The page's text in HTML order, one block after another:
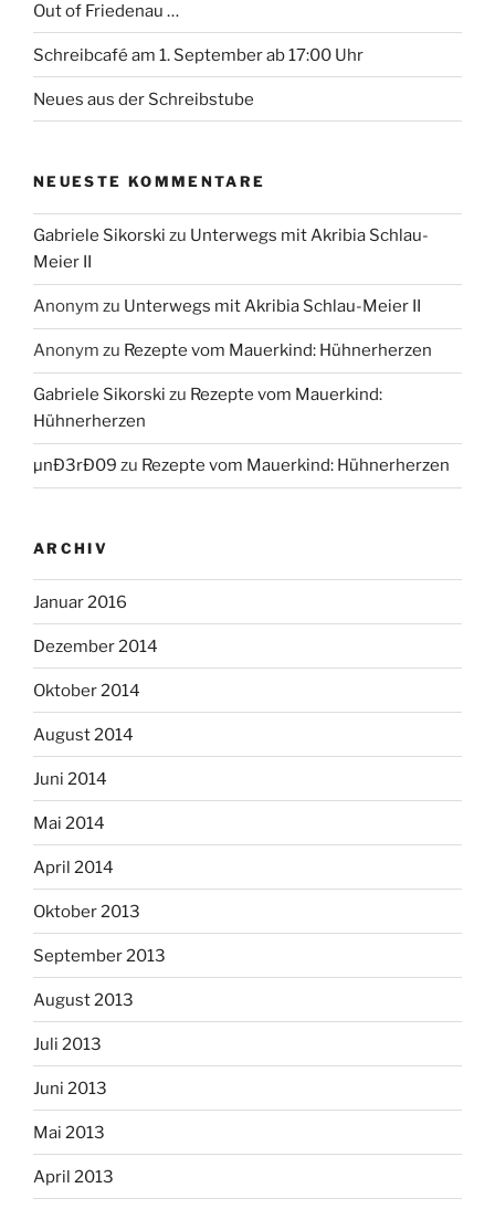
Out of Friedenau …
Schreibcafé am 1. September ab 17:00 Uhr
Neues aus der Schreibstube
NEUESTE KOMMENTARE
Gabriele Sikorski zu Unterwegs mit Akribia Schlau-
Meier II
Anonym zu Unterwegs mit Akribia Schlau-Meier II
Anonym zu Rezepte vom Mauerkind: Hühnerherzen
Gabriele Sikorski zu Rezepte vom Mauerkind:
Hühnerherzen
µnÐ3rÐ09 zu Rezepte vom Mauerkind: Hühnerherzen
ARCHIV
Januar 2016
Dezember 2014
Oktober 2014
August 2014
Juni 2014
Mai 2014
April 2014
Oktober 2013
September 2013
August 2013
Juli 2013
Juni 2013
Mai 2013
April 2013